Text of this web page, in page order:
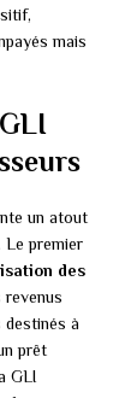
mais
un atout
Le premier
des
revenus
à
prêt
GLI